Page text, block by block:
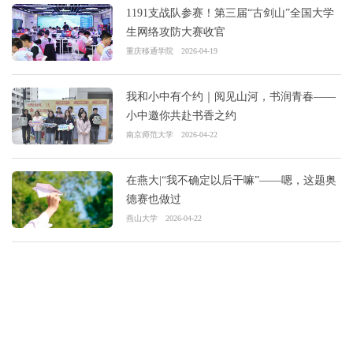
1191支战队参赛！第三届“古剑山”全国大学
生网络攻防大赛收官
重庆移通学院 2026-04-19
我和小中有个约｜阅见山河，书润青春——
小中邀你共赴书香之约
南京师范大学 2026-04-22
在燕大|“我不确定以后干嘛”——嗯，这题奥
德赛也做过
燕山大学 2026-04-22